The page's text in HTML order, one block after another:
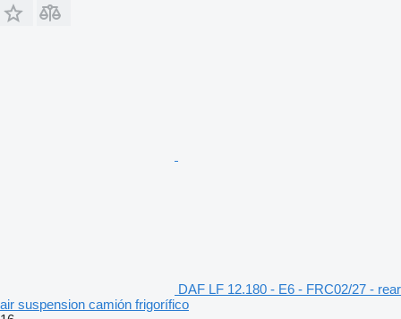
DAF LF 12.180 - E6 - FRC02/27 - rear
air suspension camión frigorífico